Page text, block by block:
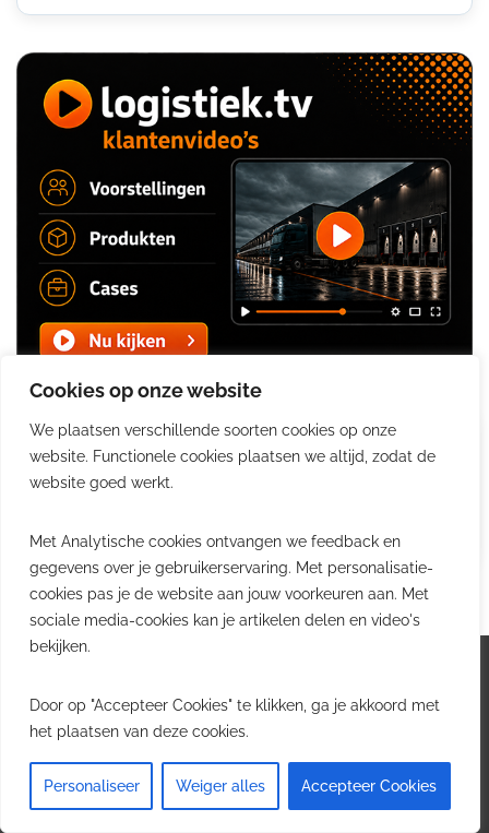
Cookies op onze website
We plaatsen verschillende soorten cookies op onze
website. Functionele cookies plaatsen we altijd, zodat de
website goed werkt.
Met Analytische cookies ontvangen we feedback en
gegevens over je gebruikerservaring. Met personalisatie-
cookies pas je de website aan jouw voorkeuren aan. Met
sociale media-cookies kan je artikelen delen en video's
bekijken.
Door op "Accepteer Cookies" te klikken, ga je akkoord met
het plaatsen van deze cookies.
Personaliseer Weiger alles Accepteer Cookies
Jobs
in logistiek, transport & supply
chain.
Logistiek.be brengt dagelijks nieuws, trends en
praktijkverhalen over transport, warehousing, supply chain
en automatisering in België.